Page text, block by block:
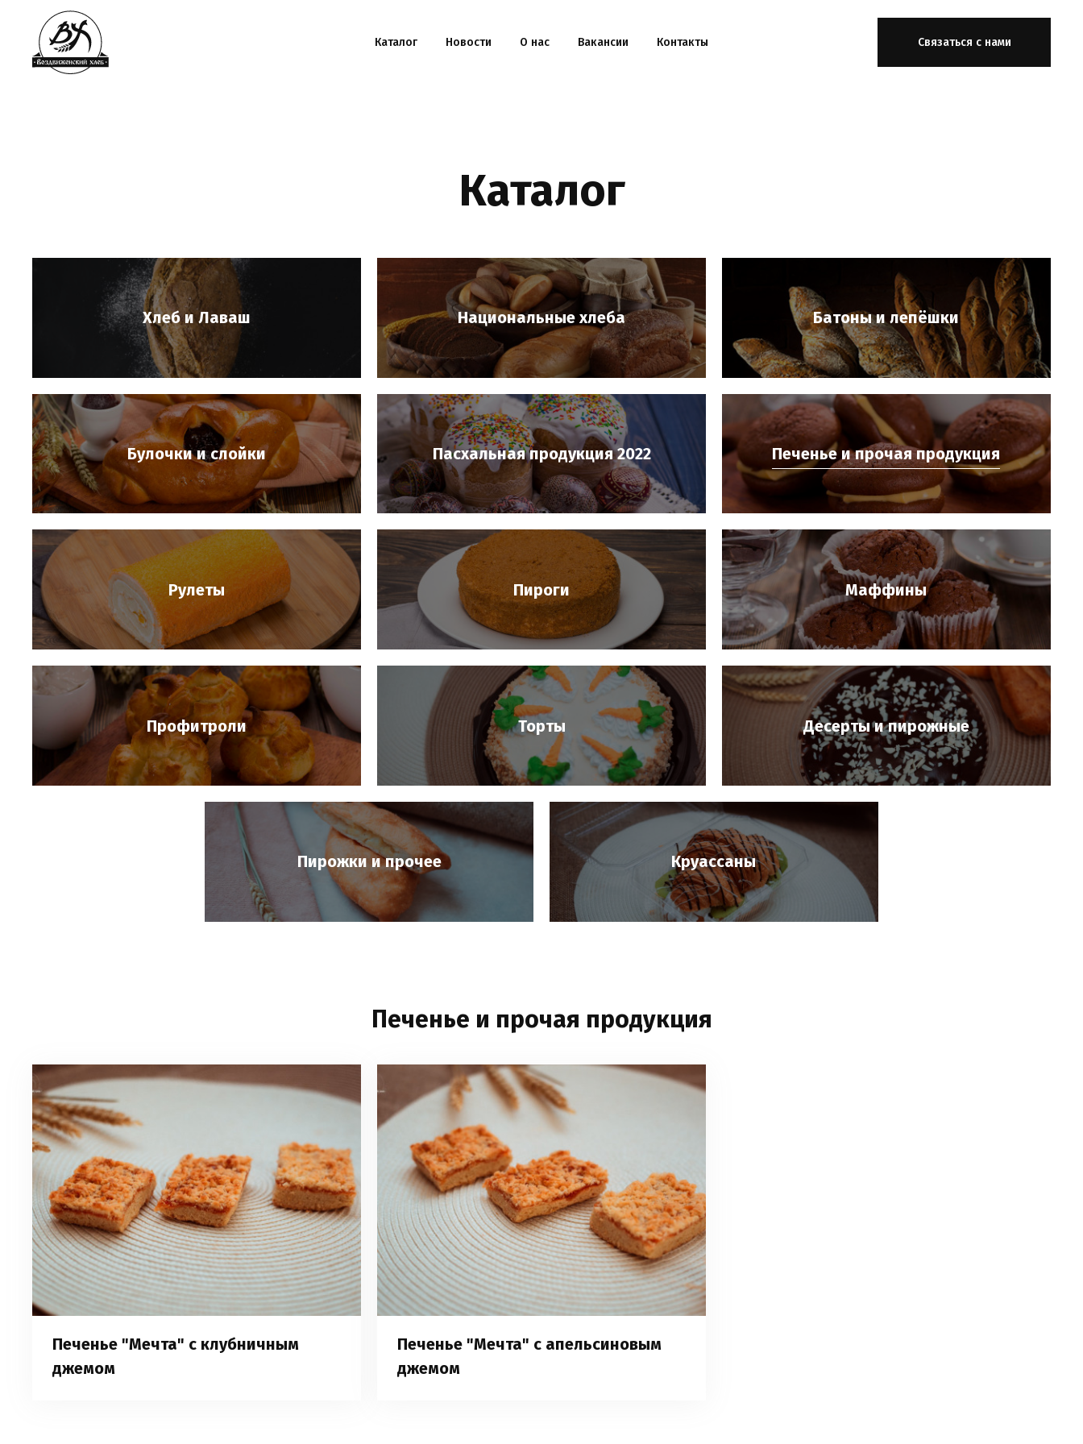
Каталог Новости О нас Вакансии Контакты Связаться с нами
Каталог
Хлеб и Лаваш Национальные хлеба Батоны и лепёшки
Булочки и слойки Пасхальная продукция 2022 Печенье и прочая продукция
Рулеты Пироги Маффины
Профитроли Торты Десерты и пирожные
Пирожки и прочее Круассаны
Печенье и прочая продукция
Печенье "Мечта" с клубничным
джемом
Печенье "Мечта" с апельсиновым
джемом